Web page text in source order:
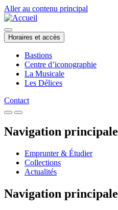
Aller au contenu principal
Horaires et accès
Bastions
Centre d’iconographie
La Musicale
Les Délices
Contact
Navigation principale
Emprunter & Étudier
Collections
Actualités
Navigation principale